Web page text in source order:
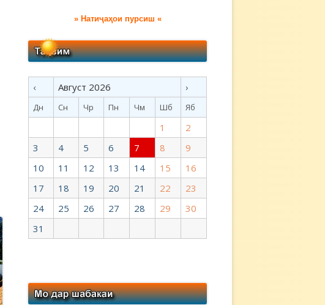
» Натиҷаҳои пурсиш «
‹ Август 2026 ›
Дн Сн Чр Пн Чм Шб Яб
1
2
3
4 5 6 7 8
9
10
11 12 13 14 15
16
17
18 19 20 21 22
23
24
25 26 27 28 29
30
31